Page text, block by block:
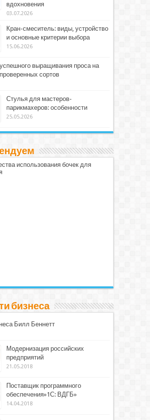
вдохновения
03.07.2026
Кран-смеситель: виды, устройство
и основные критерии выбора
15.06.2026
выращивания проса на
сортов
Стулья для мастеров-
парикмахеров: особенности
25.05.2026
использования бочек для
бизнеса
Билл Беннетт
Модернизация российских
предприятий
21.05.2018
Поставщик программного
обеспечения»1С: ВДГБ»
14.04.2018